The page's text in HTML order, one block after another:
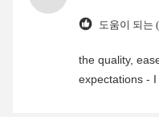
도움이 되는
the quality,
expectations -